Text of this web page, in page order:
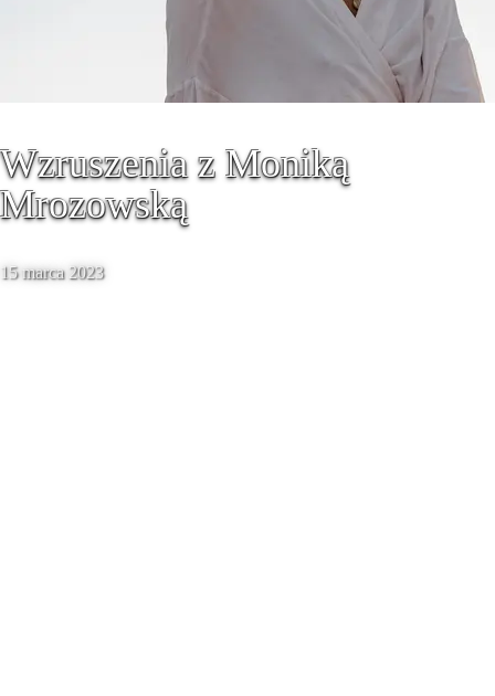
Wzruszenia z Moniką
Mrozowską
15 marca 2023